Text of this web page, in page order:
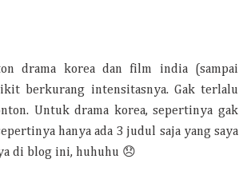
drama korea dan film india (sampai
berkurang intensitasnya. Gak terlalu
Untuk drama korea, sepertinya gak
hanya ada 3 judul saja yang saya
di blog ini, huhuhu 😞